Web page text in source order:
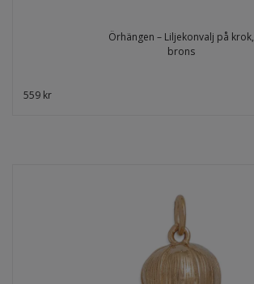
Örhängen – Liljekonvalj på krok,
brons
559 kr